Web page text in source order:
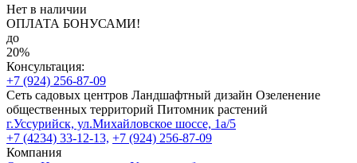
Нет в наличии
ОПЛАТА БОНУСАМИ!
до
20%
Консультация:
+7 (924) 256-87-09
Сеть садовых центров Ландшафтный дизайн Озеленение
общественных территорий Питомник растений
г.Уссурийск, ул.Михайловское шоссе, 1а/5
+7 (4234) 33-12-13, +7 (924) 256-87-09
Компания